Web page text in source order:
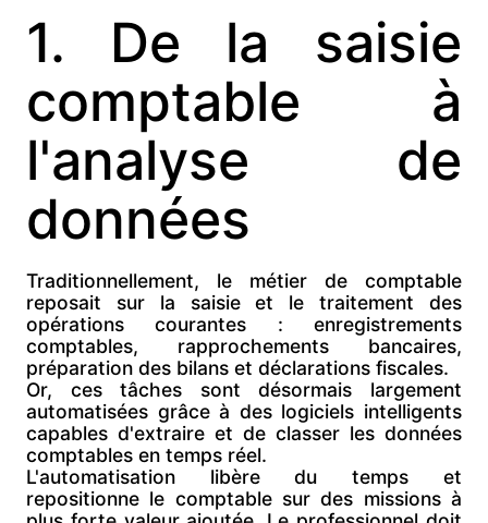
1. De la saisie
comptable à
l'analyse de
données
Traditionnellement, le métier de comptable
reposait sur la saisie et le traitement des
opérations courantes : enregistrements
comptables, rapprochements bancaires,
préparation des bilans et déclarations fiscales.
Or, ces tâches sont désormais largement
automatisées grâce à des logiciels intelligents
capables d'extraire et de classer les données
comptables en temps réel.
L'automatisation libère du temps et
repositionne le comptable sur des missions à